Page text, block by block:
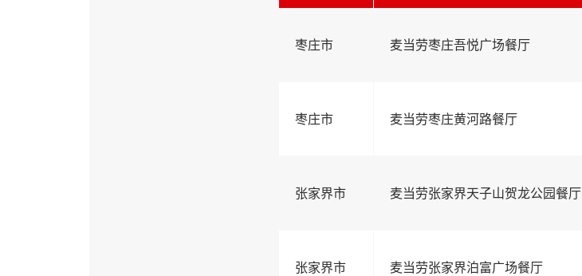
枣庄市 麦当劳枣庄吾悦广场餐厅
枣庄市 麦当劳枣庄黄河路餐厅
张家界市 麦当劳张家界天子山贺龙公园餐厅
张家界市 麦当劳张家界泊富广场餐厅